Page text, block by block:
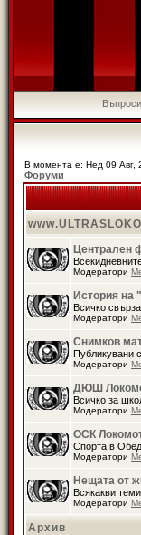
В момента е: Нед 09 Авг,
Форуми
Централен
Модератори
История на
Всичко
Модератори
Снимков
Публикувани
Модератори
ДЮШ
Всичко за
Модератори
ОСК
Спорта в
Модератори
Нещата от
Всякакви
Модератори
Архив